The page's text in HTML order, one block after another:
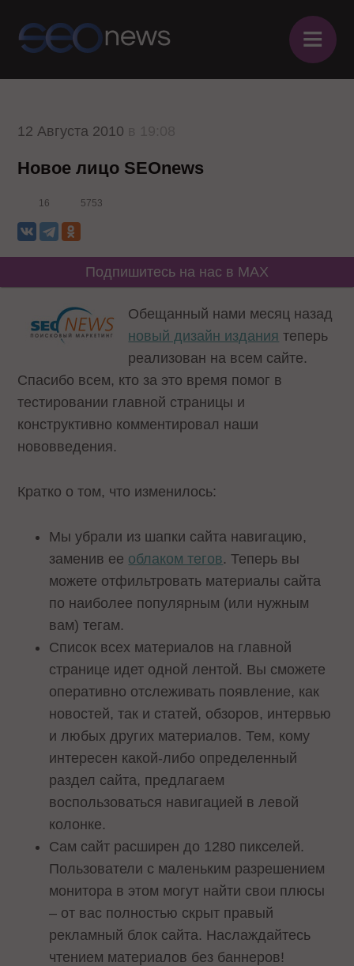
≡
12 Августа 2010
Новое лицо SEOnews
16 5753
Подпишитесь на нас в MAX
Обещанный нами месяц назад
новый дизайн издания теперь
реализован на всем сайте.
Спасибо всем, кто за это время помог в
тестировании главной страницы и
конструктивно комментировал наши
нововведения.
Кратко о том, что изменилось:
Мы убрали из шапки сайта навигацию,
заменив ее облаком тегов. Теперь вы
можете отфильтровать материалы сайта
по наиболее популярным (или нужным
вам) тегам.
Список всех материалов на главной
странице идет одной лентой. Вы сможете
оперативно отслеживать появление, как
новостей, так и статей, обзоров, интервью
и любых других материалов. Тем, кому
интересен какой-либо определенный
раздел сайта, предлагаем
воспользоваться навигацией в левой
колонке.
Сам сайт расширен до 1280 пикселей.
Пользователи с маленьким разрешением
монитора в этом могут найти свои плюсы
– от вас полностью скрыт правый
рекламный блок сайта. Наслаждайтесь
чтением материалов без баннеров!